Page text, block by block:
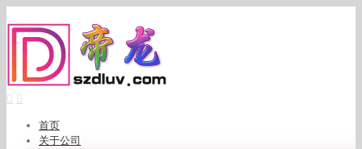
to
content
首页
关于公司